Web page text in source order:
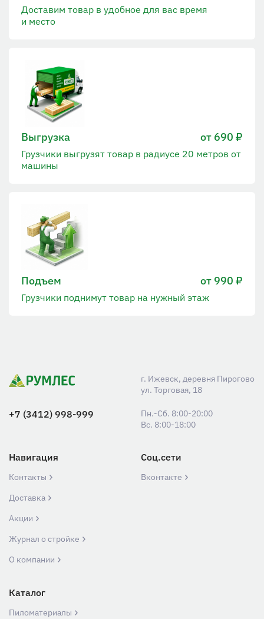
Доставим товар в удобное для вас время
и место
Выгрузка от 690 ₽
Грузчики выгрузят товар в радиусе 20 метров от
машины
Подъем от 990 ₽
Грузчики поднимут товар на нужный этаж
г. Ижевск, деревня Пирогово
ул. Торговая, 18
+7 (3412) 998-999
Пн.-Сб. 8:00-20:00
Вс. 8:00-18:00
Навигация
Контакты
Доставка
Акции
Журнал о стройке
О компании
Соц.сети
Вконтакте
Каталог
Пиломатериалы